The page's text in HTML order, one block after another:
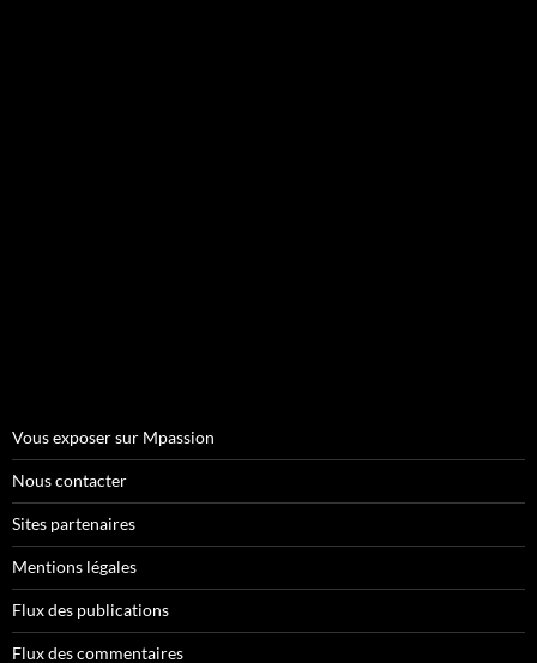
Vous exposer sur Mpassion
Nous contacter
Sites partenaires
Mentions légales
Flux des publications
Flux des commentaires